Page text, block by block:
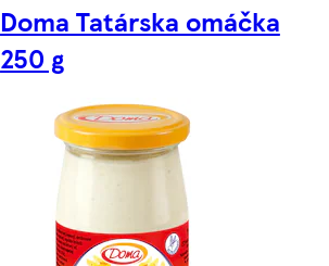
Doma Tatárska omáčka
250 g